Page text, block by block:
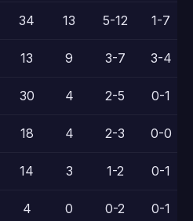
34 13 5-12 1-7
13 9 3-7 3-4
30 4 2-5 0-1
18 4 2-3 0-0
14 3 1-2 0-1
4 0 0-2 0-1